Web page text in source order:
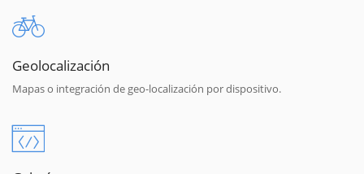
Geolocalización
Mapas o integración de geo-localización por dispositivo.